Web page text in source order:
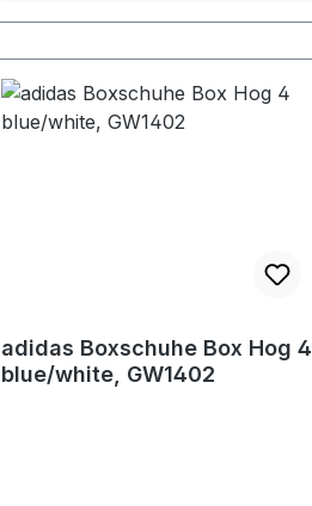
adidas Boxschuhe Box Hog 4
blue/white, GW1402